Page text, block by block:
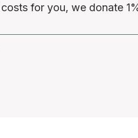
for you, we donate